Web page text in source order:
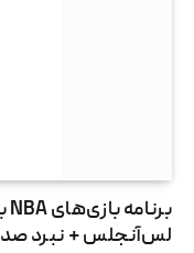
لس‌آنجلس + نبرد